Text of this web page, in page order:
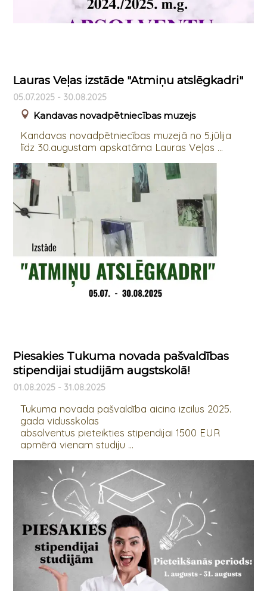
Lauras Veļas izstāde "Atmiņu atslēgkadri"
05.07.2025 - 30.08.2025
Kandavas novadpētniecības muzejs
Kandavas novadpētniecības muzejā no 5.jūlija
līdz 30.augustam apskatāma Lauras Veļas ...
Piesakies Tukuma novada pašvaldības
stipendijai studijām augstskolā!
01.08.2025 - 31.08.2025
Tukuma novada pašvaldība aicina izcilus 2025.
gada vidusskolas
absolventus pieteikties stipendijai 1500 EUR
apmērā vienam studiju ...